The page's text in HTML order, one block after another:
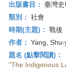
出版書目： 臺灣
類別： 社會
時期(主題)： 戰後
作者： Yang, Shu-
題名 (點擊閱讀)：
“The Indigenous